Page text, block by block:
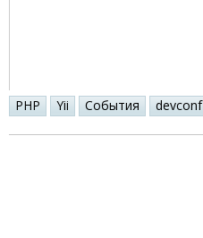
PHP Yii События devconf